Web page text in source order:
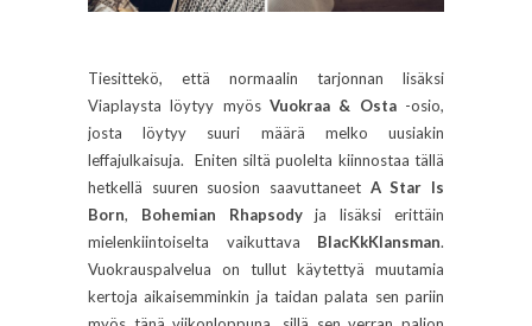
Tiesittekö, että normaalin tarjonnan lisäksi
Viaplaysta löytyy myös Vuokraa & Osta-osio,
josta löytyy suuri määrä melko uusiakin
leffajulkaisuja. Eniten siltä puolelta kiinnostaa tällä
hetkellä suuren suosion saavuttaneet A Star Is
Born, Bohemian Rhapsodyja lisäksi erittäin
mielenkiintoiselta vaikuttava BlacKkKlansman.
Vuokrauspalvelua on tullut käytettyä muutamia
kertoja aikaisemminkin ja taidan palata sen pariin